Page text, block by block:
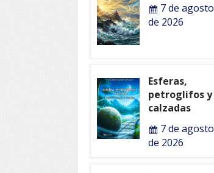
7 de agosto
de 2026
Esferas,
petroglifos y
calzadas
7 de agosto
de 2026